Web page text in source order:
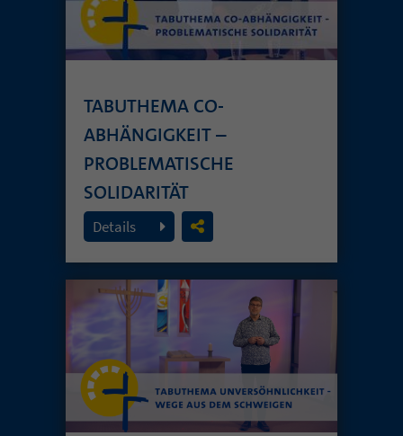
TABUTHEMA CO-
ABHÄNGIGKEIT –
PROBLEMATISCHE
SOLIDARITÄT
26. Juli 2026
Details